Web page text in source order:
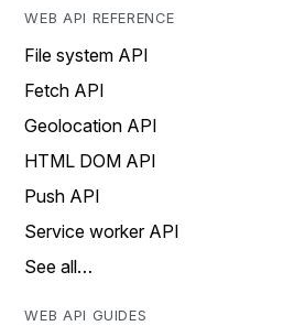
WEB API REFERENCE
File system API
Fetch API
Geolocation API
HTML DOM API
Push API
Service worker API
See all…
WEB API GUIDES